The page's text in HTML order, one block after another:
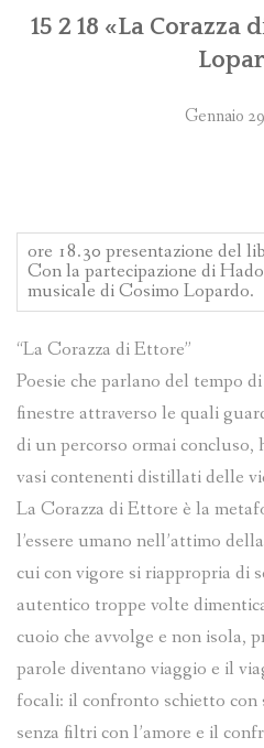
15 2 18 «La
Gennaio
ore 18.30 presentazione del
Con la partecipazione di
musicale di Cosimo Lopardo.
“La Corazza di Ettore”
Poesie che parlano del tempo
finestre attraverso le quali
di un percorso ormai concluso,
vasi contenenti distillati delle
La Corazza di Ettore è la
l’essere umano nell’attimo
cui con vigore si riappropria di
autentico troppe volte
cuoio che avvolge e non isola,
parole diventano viaggio e il
focali: il confronto schietto con
senza filtri con l’amore e il